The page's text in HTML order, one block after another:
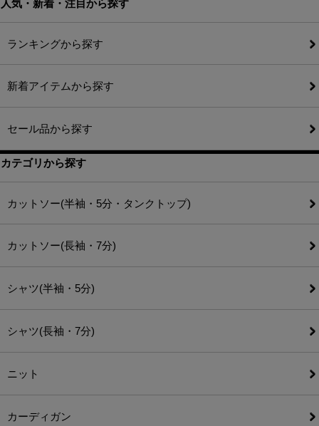
人気・新着・注目から探す
ランキングから探す
新着アイテムから探す
セール品から探す
カテゴリから探す
カットソー(半袖・5分・タンクトップ)
カットソー(長袖・7分)
シャツ(半袖・5分)
シャツ(長袖・7分)
ニット
カーディガン